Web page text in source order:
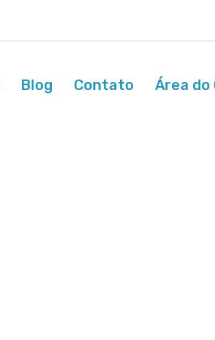
Blog Contato Área do